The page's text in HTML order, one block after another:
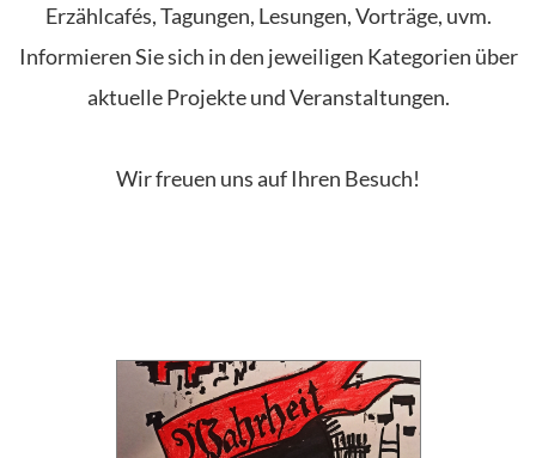
Erzählcafés, Tagungen, Lesungen, Vorträge, uvm.
Informieren Sie sich in den jeweiligen Kategorien über
aktuelle Projekte und Veranstaltungen.
Wir freuen uns auf Ihren Besuch!